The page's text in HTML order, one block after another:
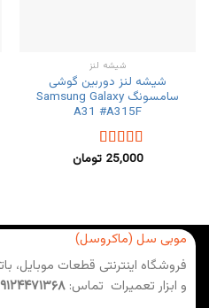
شیشه لنز
شیشه لنز دوربین گوشی
سامسونگ Samsung Galaxy
A31 #A315F
نمره5.00از
25,000 تومان
موبی سل (ماکروسل)
فروشگاه اینترنتی قطعات موبایل،
و ابزار تعمیرات تماس: